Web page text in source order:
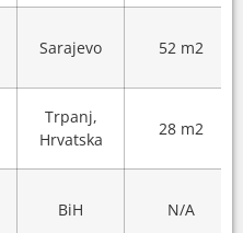
Sarajevo 52 m2
Trpanj,
Hrvatska
28 m2
BiH N/A